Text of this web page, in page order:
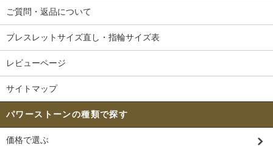
ご質問・返品について
ブレスレットサイズ直し・指輪サイズ表
レビューページ
サイトマップ
パワーストーンの種類で探す
価格で選ぶ